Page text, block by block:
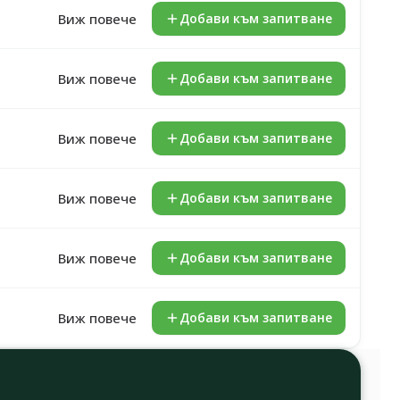
Виж повече Добави към запитване
Виж повече Добави към запитване
Виж повече Добави към запитване
Виж повече Добави към запитване
Виж повече Добави към запитване
Виж повече Добави към запитване